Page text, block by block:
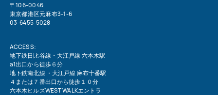
〒106-0046
東京都港区元麻布3-1-6
03-6455-5028
ACCESS:
地下鉄日比谷線・大江戸線 六本木駅
a1出口から徒歩６分
地下鉄南北線 ・大江戸線 麻布十番駅
４または７番出口から徒歩１０分
六本木ヒルズWEST WALKエントラ